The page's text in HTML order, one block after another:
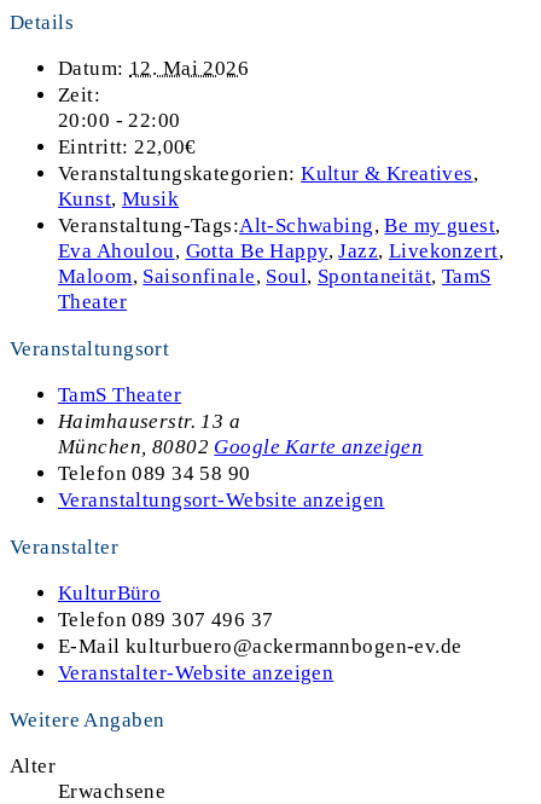
Details
Datum: 12. Mai 2026
Zeit:
20:00 - 22:00
Eintritt: 22,00€
Veranstaltungskategorien: Kultur & Kreatives,
Kunst, Musik
Veranstaltung-Tags:Alt-Schwabing,Be my guest,
Eva Ahoulou, Gotta Be Happy,Jazz, Livekonzert,
Maloom, Saisonfinale, Soul, Spontaneität, TamS
Theater
Veranstaltungsort
TamS Theater
Haimhauserstr. 13 a
München 80802 Google Karte anzeigen
Telefon 089 34 58 90
Veranstaltungsort-Website anzeigen
Veranstalter
KulturBüro
Telefon089 307 496 37
E-Mail kulturbuero@ackermannbogen-ev.de
Veranstalter-Website anzeigen
Weitere Angaben
Alter
Erwachsene